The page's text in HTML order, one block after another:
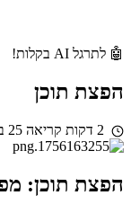
🤖 לתרגל AI בקלות!
הפצת תוכן
25 באוגוסט 2025
הפצת תוכן: